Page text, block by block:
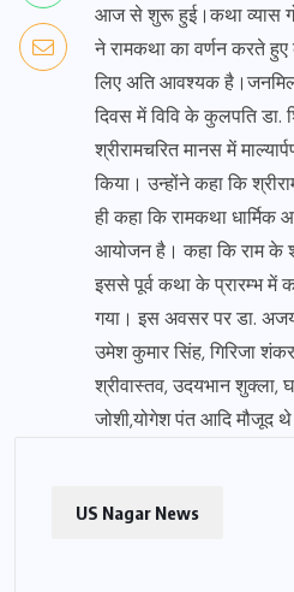
आज से शुरू हुई।कथा व्यास
ने रामकथा का वर्णन करते
लिए अति आवश्यक
दिवस में विवि के कुलपति डा.
श्रीरामचरित मानस में
किया। उन्होंने कहा कि
ही कहा कि रामकथा धार्मिक
आयोजन है। कहा कि राम के
इससे पूर्व कथा के प्रारम्भ में
गया। इस अवसर पर डा.
उमेश कुमार सिंह, गिरिजा
श्रीवास्तव, उदयभान शुक्ला,
जोशी,योगेश पंत आदि मौजूद
US Nagar News